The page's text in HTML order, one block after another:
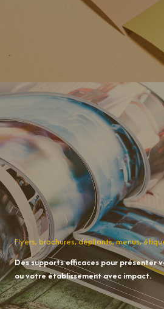
Flyers, brochures, dépliants, menus,
Des supports efficaces pour présenter
ou votre établissement avec impact.